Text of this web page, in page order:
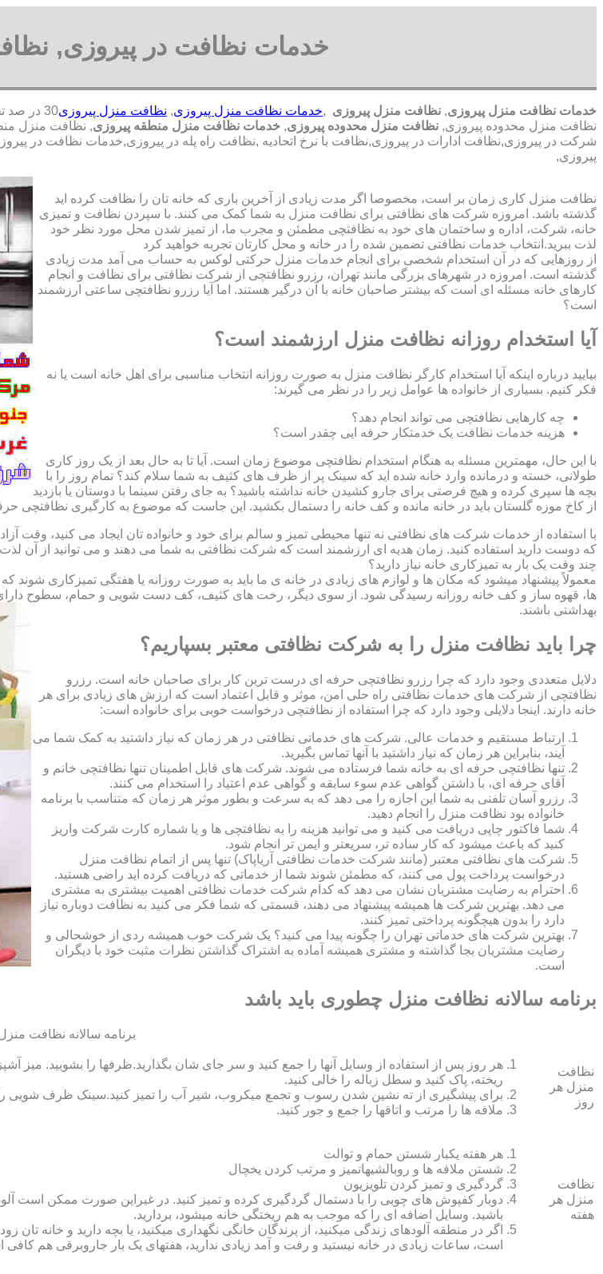
خدمات نظافت در پیروزی,
خدمات نظافت منزل پیروزی, نظافت منزل پیروزی ,خدمات نظافت منزل پیروزی, نظافت منزل پیروزی
نظافت منزل محدوده پیروزی, نظافت منزل محدوده پیروزی, خدمات نظافت منزل منطقه پیروزی, نظافت منزل
شرکت در پیروزی,نظافت ادارات در پیروزی,نظافت با نرخ اتحادیه ,نظافت راه پله در پیروزی,خدمات نظافت در
پیروزی,
نظافت منزل کاری زمان بر است، مخصوصا اگر مدت زیادی از آخرین باری که خانه تان را نظافت کرده اید
گذشته باشد. امروزه شرکت های نظافتی برای نظافت منزل به شما کمک می کنند. با سپردن نظافت و تمیزی
خانه، شرکت، اداره و ساختمان های خود به نظافتچی مطمئن و مجرب ما، از تمیز شدن محل مورد نظر خود
لذت ببرید.انتخاب خدمات نظافتی تضمین شده را در خانه و محل کارتان تجربه خواهید کرد
از روزهایی که در آن استخدام شخصی برای انجام خدمات منزل حرکتی لوکس به حساب می آمد مدت زیادی
گذشته است. امروزه در شهرهای بزرگی مانند تهران، رزرو نظافتچی از شرکت نظافتی برای نظافت و انجام
کارهای خانه مسئله ای است که بیشتر صاحبان خانه با آن درگیر هستند. اما آیا رزرو نظافتچی ساعتی ارزشمند
است؟
آیا استخدام روزانه نظافت منزل ارزشمند است؟
بیایید درباره اینکه آیا استخدام کارگر نظافت منزل به صورت روزانه انتخاب مناسبی برای اهل خانه است یا نه
فکر کنیم. بسیاری از خانواده ها عوامل زیر را در نظر می گیرند:
چه کارهایی نظافتچی می تواند انجام دهد؟
هزینه خدمات نظافت یک خدمتکار حرفه ایی چقدر است؟
با این حال، مهمترین مسئله به هنگام استخدام نظافتچی موضوع زمان است. آیا تا به حال بعد از یک روز کاری
طولانی، خسته و درمانده وارد خانه شده اید که سینک پر از ظرف های کثیف به شما سلام کند؟ تمام روز را با
بچه ها سپری کرده و هیچ فرصتی برای جارو کشیدن خانه نداشته باشید؟ به جای رفتن سینما با دوستان یا بازدید
از کاخ موزه گلستان باید در خانه مانده و کف خانه را دستمال بکشید. این جاست که موضوع به کارگیری نظافتچی
با استفاده از خدمات شرکت های نظافتی نه تنها محیطی تمیز و سالم برای خود و خانواده تان ایجاد می کنید، وقت
که دوست دارید استفاده کنید. زمان هدیه ای ارزشمند است که شرکت نظافتی به شما می دهند و می توانید از آن
چند وقت یک بار به تمیزکاری خانه نیاز دارید؟
معمولاً پیشنهاد میشود که مکان ها و لوازم های زیادی در خانه ی ما باید به صورت روزانه یا هفتگی تمیزکاری شوند
ها، قهوه ساز و کف خانه روزانه رسیدگی شود. از سوی دیگر، رخت های کثیف، کف دست شویی و حمام، سطوح دارای
بهداشتی باشند.
چرا باید نظافت منزل را به شرکت نظافتی معتبر بسپاریم؟
دلایل متعددی وجود دارد که چرا رزرو نظافتچی حرفه ای درست ترین کار برای صاحبان خانه است. رزرو
نظافتچی از شرکت های خدمات نظافتی راه حلی امن، موثر و قابل اعتماد است که ارزش های زیادی برای هر
خانه دارند. اینجا دلایلی وجود دارد که چرا استفاده از نظافتچی درخواست خوبی برای خانواده است:
ارتباط مستقیم و خدمات عالی. شرکت های خدماتی نظافتی در هر زمان که نیاز داشتید به کمک شما می
آیند، بنابراین هر زمان که نیاز داشتید با آنها تماس بگیرید.
تنها نظافتچی حرفه ای به خانه شما فرستاده می شوند. شرکت های قابل اطمینان تنها نظافتچی خانم و
آقای حرفه ای، با داشتن گواهی عدم سوء سابقه و گواهی عدم اعتیاد را استخدام می کنند.
رزرو آسان تلفنی به شما این اجازه را می دهد که به سرعت و بطور موثر هر زمان که متناسب با برنامه
خانواده بود نظافت منزل را انجام دهید.
شما فاکتور چاپی دریافت می کنید و می توانید هزینه را به نظافتچی ها و یا شماره کارت شرکت واریز
کنید که باعث میشود که کار ساده تر، سریعتر و ایمن تر انجام شود.
شرکت های نظافتی معتبر (مانند شرکت خدمات نظافتی آریاپاک) تنها پس از اتمام نظافت منزل
درخواست پرداخت پول می کنند، که مطمئن شوند شما از خدماتی که دریافت کرده اید راضی هستید.
احترام به رضایت مشتریان نشان می دهد که کدام شرکت خدمات نظافتی اهمیت بیشتری به مشتری
می دهد. بهترین شرکت ها همیشه پیشنهاد می دهند، قسمتی که شما فکر می کنید به نظافت دوباره نیاز
دارد را بدون هیچگونه پرداختی تمیز کنند.
بهترین شرکت های خدماتی تهران را چگونه پیدا می کنید؟ یک شرکت خوب همیشه ردی از خوشحالی و
رضایت مشتریان بجا گذاشته و مشتری همیشه آماده به اشتراک گذاشتن نظرات مثبت خود با دیگران
است.
برنامه سالانه نظافت منزل چطوری باید باشد
برنامه سالانه نظافت
نظافت
منزل هر
روز
هر روز پس از استفاده از وسایل آنها را جمع کنید و سر جای شان بگذارید.ظرف‏ها را بشویید. میز
ریخته، پاک کنید و سطل زباله را خالی کنید.
برای پیشگیری از ته نشین شدن رسوب و تجمع میکروب، شیر آب را تمیز کنید.سینک ظرف شویی
ملافه‏ ها را مرتب و اتاق‏ها را جمع و جور کنید.
نظافت
منزل هر
هفته
هر هفته یکبار شستن حمام و توالت
شستن ملافه‏ ها و روبالشی‎هاتمیز و مرتب کردن یخچال
گردگیری و تمیز کردن تلویزیون
دوبار کفپوش‏ های چوبی را با دستمال گردگیری کرده و تمیز کنید. در غیراین صورت ممکن است
باشید. وسایل اضافه ای را که موجب به هم ریختگی خانه می‏شود، بردارید.
اگر در منطقه آلوده‏ای زندگی می‏کنید، از پرندگان خانگی نگهداری می‏کنید، یا بچه دارید و خانه‏ تان
است، ساعات زیادی در خانه نیستید و رفت و آمد زیادی ندارید، هفته‏ای یک بار جاروبرقی هم